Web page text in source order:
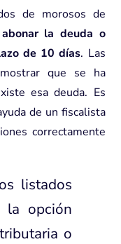
de morosos de
la deuda o
de 10 días. Las
que se ha
esa deuda. Es
de un fiscalista
correctamente
listados
la opción
o